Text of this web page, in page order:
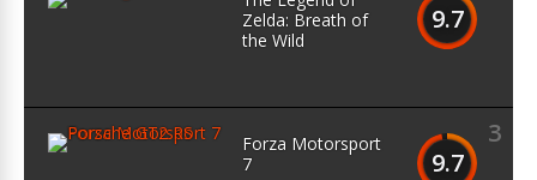
9.7
Zelda: Breath of
the Wild
3
9.7
Forza Motorsport
7